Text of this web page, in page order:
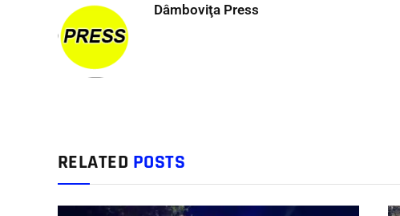
Dâmboviţa Press
RELATED POSTS